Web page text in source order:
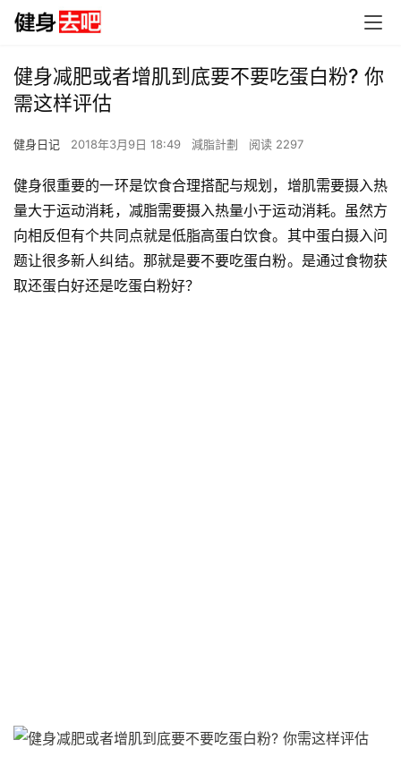
健身减肥或者增肌到底要不要吃蛋白粉? 你
需这样评估
健身日记 2018年3月9日 18:49 減脂計劃 阅读 2297
健身很重要的一环是饮食合理搭配与规划，增肌需要摄入热
量大于运动消耗，减脂需要摄入热量小于运动消耗。虽然方
向相反但有个共同点就是低脂高蛋白饮食。其中蛋白摄入问
题让很多新人纠结。那就是要不要吃蛋白粉。是通过食物获
取还蛋白好还是吃蛋白粉好？